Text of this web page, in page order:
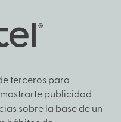
terceros para
publicidad
sobre la base de un